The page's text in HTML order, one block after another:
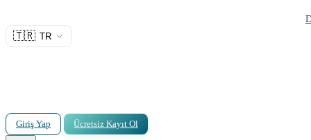
🇹🇷 TR
Giriş Yap Ücretsiz Kayıt Ol